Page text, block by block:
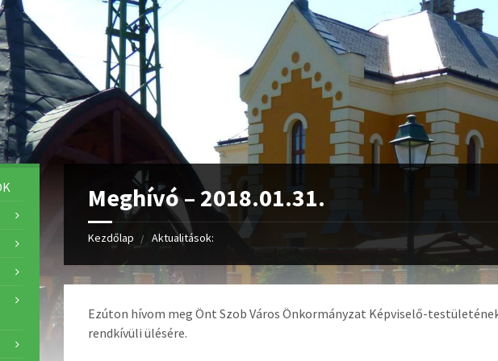
Meghívó – 2018.01.31.
Kezdőlap Aktualitások:
Ezúton hívom meg Önt Szob Város Önkormányzat Képviselő-
rendkívüli ülésére.